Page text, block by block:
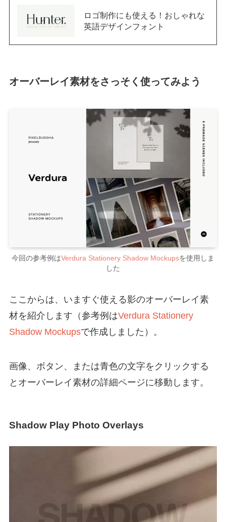
ロゴ制作にも使える！おしゃれな
英語デザインフォント
オーバーレイ素材をさっそく使ってみよう
今回の参考例はVerdura Stationery Shadow Mockupsを使用しま
した
ここからは、いますぐ使える影のオーバーレイ素
材を紹介します（参考例はVerdura Stationery
Shadow Mockupsで作成しました）。
画像、ボタン、または青色の文字をクリックする
とオーバーレイ素材の詳細ページに移動します。
Shadow Play Photo Overlays